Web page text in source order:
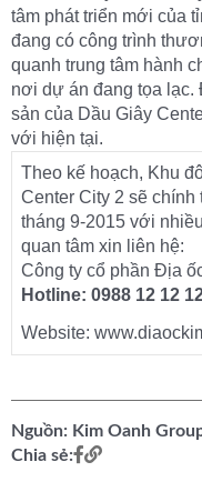
tâm phát triển mới của
đang có công trình
quanh trung tâm hành
nơi dự án đang tọa lạc.
sản của Dầu Giây
với hiện tại.
Theo kế hoạch, Khu
Center City 2 sẽ
tháng 9-2015 với
quan tâm xin liên hệ:
Công ty cổ phần Địa
Hotline: 0988 12 12
Website:
Nguồn: Kim Oanh
Chia sẻ: